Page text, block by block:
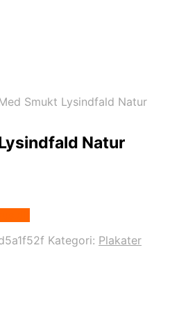
Smukt Lysindfald Natur
Natur
Kategori: Plakater